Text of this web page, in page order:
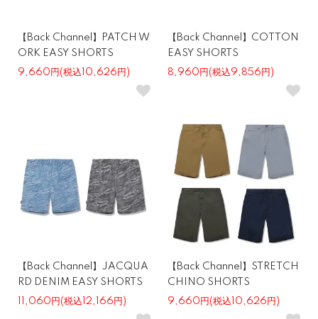
【Back Channel】PATCH W
ORK EASY SHORTS
9,660円(税込10,626円)
【Back Channel】COTTON
EASY SHORTS
8,960円(税込9,856円)
【Back Channel】JACQUA
RD DENIM EASY SHORTS
11,060円(税込12,166円)
【Back Channel】STRETCH
CHINO SHORTS
9,660円(税込10,626円)